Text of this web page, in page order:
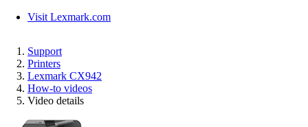
Visit Lexmark.com
Support
Printers
Lexmark CX942
How-to videos
Video details